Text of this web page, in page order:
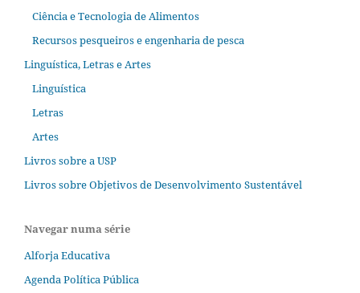
Ciência e Tecnologia de Alimentos
Recursos pesqueiros e engenharia de pesca
Linguística, Letras e Artes
Linguística
Letras
Artes
Livros sobre a USP
Livros sobre Objetivos de Desenvolvimento Sustentável
Navegar numa série
Alforja Educativa
Agenda Política Pública